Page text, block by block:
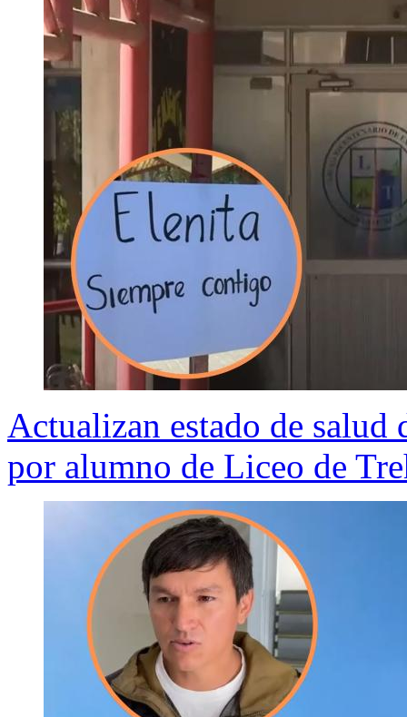
Actualizan estado de salud
por alumno de Liceo de